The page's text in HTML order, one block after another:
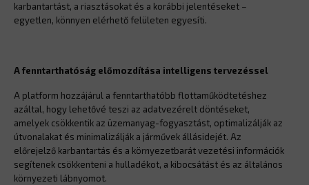
karbantartást, a riasztásokat és a korábbi jelentéseket –
egyetlen, könnyen elérhető felületen egyesíti.
A fenntarthatóság előmozdítása intelligens tervezéssel
A platform hozzájárul a fenntarthatóbb flottaműködtetéshez
azáltal, hogy lehetővé teszi az adatvezérelt döntéseket,
amelyek csökkentik az üzemanyag-fogyasztást, optimalizálják az
útvonalakat és minimalizálják a járművek állásidejét. Az
előrejelző karbantartás és a környezetbarát vezetési információk
segítenek csökkenteni a hulladékot, a kibocsátást és az általános
környezeti lábnyomot.